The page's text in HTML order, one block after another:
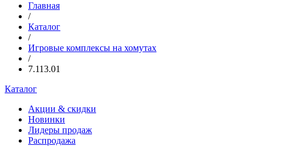
Главная
/
Каталог
/
Игровые комплексы на хомутах
/
7.113.01
Каталог
Акции & скидки
Новинки
Лидеры продаж
Распродажа